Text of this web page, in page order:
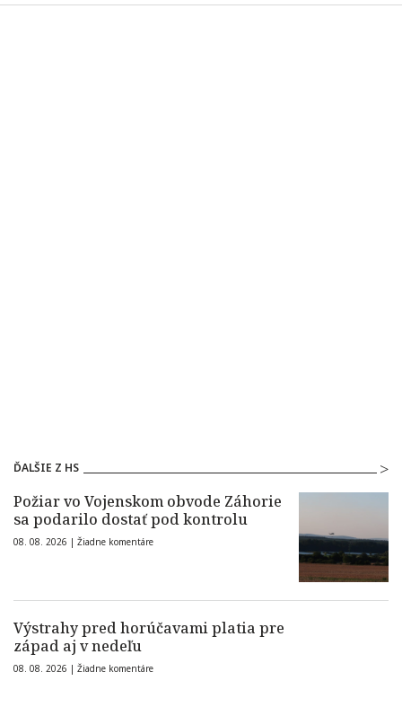
ĎALŠIE Z HS
Požiar vo Vojenskom obvode Záhorie
sa podarilo dostať pod kontrolu
08. 08. 2026 | Žiadne komentáre
Výstrahy pred horúčavami platia pre
západ aj v nedeľu
08. 08. 2026 | Žiadne komentáre